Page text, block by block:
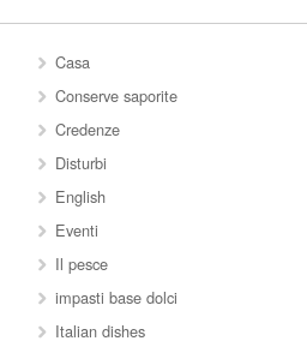
Casa
Conserve saporite
Credenze
Disturbi
English
Eventi
Il pesce
impasti base dolci
Italian dishes